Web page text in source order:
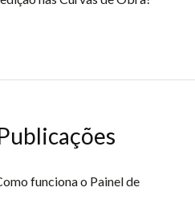
funciona o Painel de